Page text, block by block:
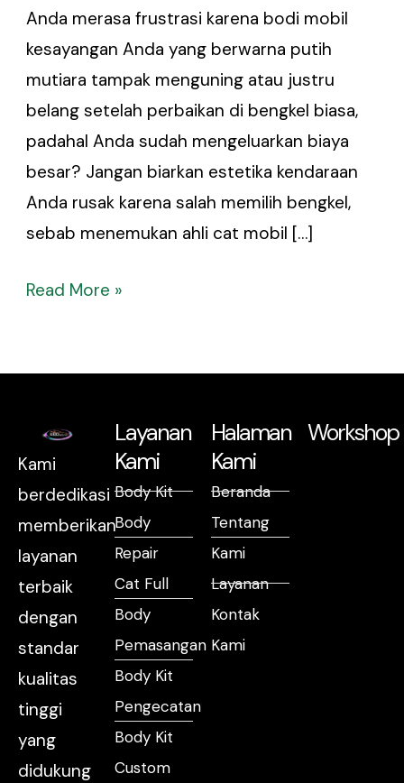
Anda merasa frustrasi karena bodi mobil
kesayangan Anda yang berwarna putih
mutiara tampak menguning atau justru
belang setelah perbaikan di bengkel biasa,
padahal Anda sudah mengeluarkan biaya
besar? Jangan biarkan estetika kendaraan
Anda rusak karena salah memilih bengkel,
sebab menemukan ahli cat mobil […]
Read More »
Kami
berdedikasi
memberikan
layanan
terbaik
dengan
standar
kualitas
tinggi
yang
didukung
Layanan
Kami
Body Kit
Body
Repair
Cat Full
Body
Pemasangan
Body Kit
Pengecatan
Body Kit
Custom
Halaman
Kami
Beranda
Tentang
Kami
Layanan
Kontak
Kami
Workshop